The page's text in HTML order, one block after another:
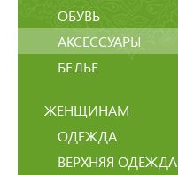
ОБУВЬ
АКСЕССУАРЫ
БЕЛЬЕ
ЖЕНЩИНАМ
ОДЕЖДА
ВЕРХНЯЯ ОДЕЖДА